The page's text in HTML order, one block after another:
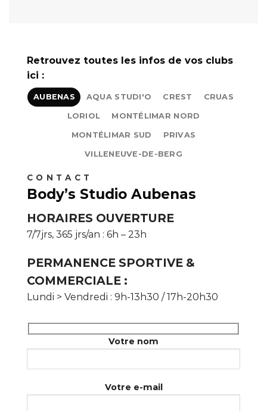
Retrouvez toutes les infos de vos clubs
ici :
AUBENAS AQUA STUDI'O CREST CRUAS
LORIOL MONTÉLIMAR NORD
MONTÉLIMAR SUD PRIVAS
VILLENEUVE-DE-BERG
C O N T A C T
Body’s Studio Aubenas
HORAIRES OUVERTURE
7/7jrs, 365 jrs/an : 6h – 23h
PERMANENCE SPORTIVE &
COMMERCIALE :
Lundi > Vendredi : 9h-13h30 / 17h-20h30
Votre nom
Votre e-mail